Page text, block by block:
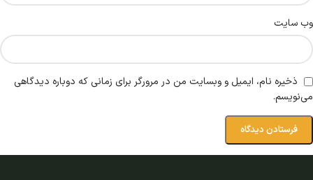
وب‌ سایت
ذخیره نام، ایمیل و وبسایت من در مرورگر برای زمانی که دوباره دیدگاهی
می‌نویسم.